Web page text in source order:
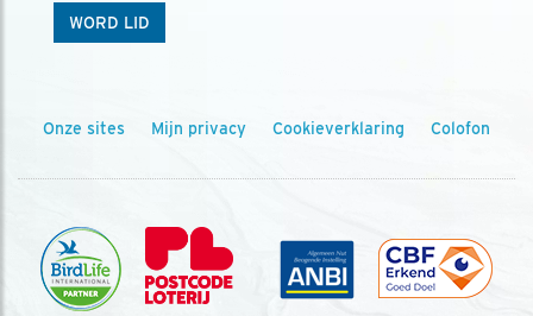
WORD LID
Onze sites Mijn privacy Cookieverklaring Colofon